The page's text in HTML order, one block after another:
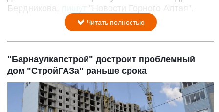
Бердникова,
"Новости Горного Алтая".
Читать полностью
"Барнаулкапстрой" достроит проблемный
дом "СтройГАЗа" раньше срока